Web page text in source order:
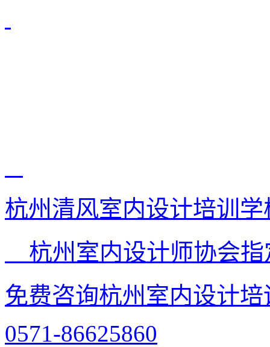
杭州清风室内设计培训学
杭州室内设计师协会
免费咨询杭州室内设计
0571-86625860